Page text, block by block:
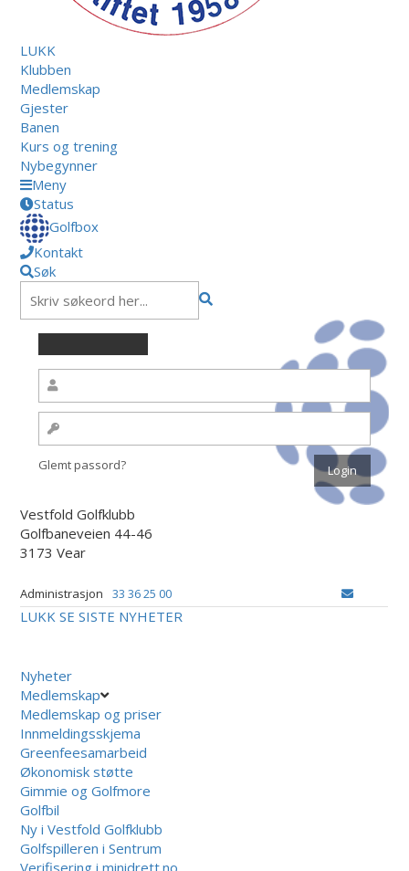
LUKK
Klubben
Medlemskap
Gjester
Banen
Kurs og trening
Nybegynner
Meny
Status
Golfbox
Kontakt
Søk
Glemt passord?
Vestfold Golfklubb
Golfbaneveien 44-46
3173 Vear
Administrasjon 33 36 25 00
LUKK SE SISTE NYHETER
Nyheter
Medlemskap
Medlemskap og priser
Innmeldingsskjema
Greenfeesamarbeid
Økonomisk støtte
Gimmie og Golfmore
Golfbil
Ny i Vestfold Golfklubb
Golfspilleren i Sentrum
Verifisering i minidrett.no